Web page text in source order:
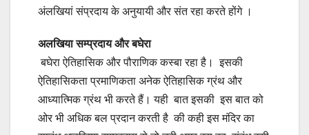
अंलखियां संप्रदाय के अनुयायी और संत रहा करते होंगे ।
अलखिया सम्प्रदाय और बघेरा
बघेरा ऐतिहासिक और पौराणिक कस्बा रहा है। इसकी
ऐतिहासिकता प्रमाणिकता अनेक ऐतिहासिक ग्रंथ और
आध्यात्मिक ग्रंथ भी करते हैं। यही बात इसकी इस बात को
ओर भी अधिक बल प्रदान करती है की कही इस मंदिर का